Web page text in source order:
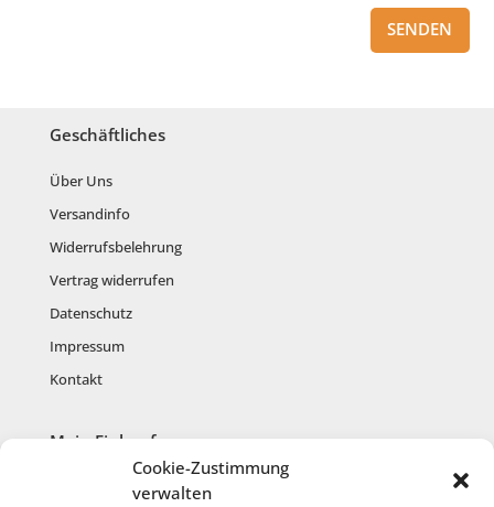
Cookie-Zustimmung
verwalten
SENDEN
Geschäftliches
Über Uns
Versandinfo
Widerrufsbelehrung
Vertrag widerrufen
Datenschutz
Impressum
Kontakt
Mein Einkauf